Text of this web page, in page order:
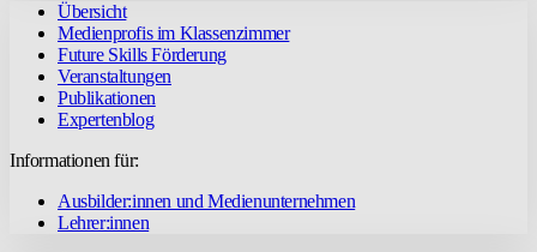
Übersicht
Medienprofis im Klassenzimmer
Future Skills Förderung
Veranstaltungen
Publikationen
Expertenblog
Informationen für:
Ausbilder:innen und Medienunternehmen
Lehrer:innen